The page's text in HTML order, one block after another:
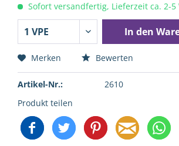
Sofort versandfertig, Lieferzeit ca. 2-5
In den
Merken Bewerten
Artikel-Nr.:
2610
Produkt teilen